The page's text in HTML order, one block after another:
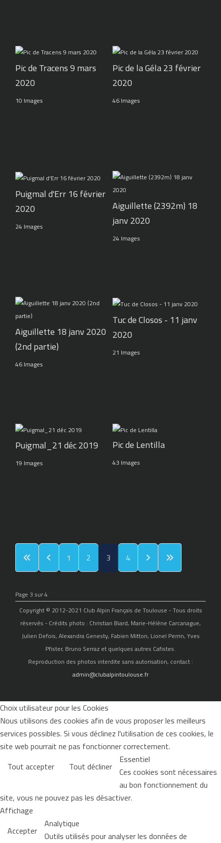
Pic de Tracens 9 mars
2020
10 Images
Pic de la Géla 23 février
2020
46 Images
Puigmal d'Err 16 février
2020
24 Images
Aiguillette (2392m) 18
janv 2020
24 Images
Aiguillette 18 janv 2020
(2nd partie)
46 Images
Tuc de Closos - 11 janv
2020
21 Images
Puigmal_21 déc 2019
19 Images
Pic de Lentilla
43 Images
1 2 3 4
Page 3 sur 4
Copyright © 2012-2021 Club Alpin Français de Toulouse - Tous droits
réservés - Crédits photo : Christian Biard, Marie-Hélène Carcanague,
Julien Defois, Alexandra Genesty, Fabien Mitton, Lionel Perrin, Yves
Pfister, Bruno Serraz et quelques autres Cafistes.
Reproduction des photos interdite sans autorisation, contact :
admin@clubalpintoulouse.fr
Choix utilisateur pour les Cookies
Nous utilisons des cookies afin de vous proposer les meilleurs
services possibles. Si vous déclinez l'utilisation de ces cookies, le
site web pourrait ne pas fonctionner correctement.
Tout accepter
Tout décliner Essentiel
Ces cookies sont nécessaires
au bon fonctionnement du
site, vous ne pouvez pas les désactiver.
Affichage
Accepter Analytique
Outils utilisés pour analyser les données de